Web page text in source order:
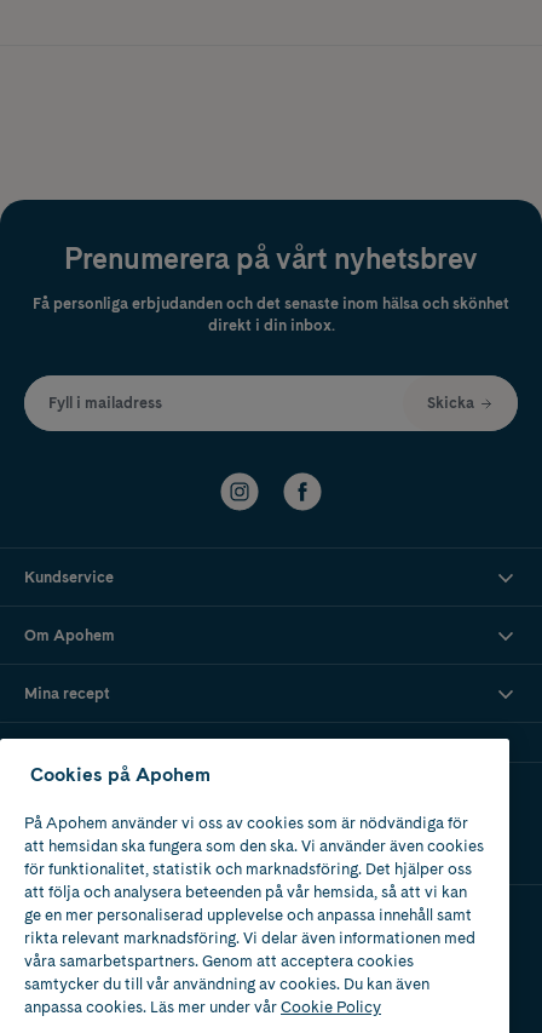
Prenumerera på vårt nyhetsbrev
Få personliga erbjudanden och det senaste inom hälsa och skönhet
direkt i din inbox.
Fyll i mailadress Skicka
Kundservice
Om Apohem
Mina recept
Apotek med tillstånd
av Läkemedelsverket
Cookies på Apohem
På Apohem använder vi oss av cookies som är nödvändiga för
att hemsidan ska fungera som den ska. Vi använder även cookies
för funktionalitet, statistik och marknadsföring. Det hjälper oss
att följa och analysera beteenden på vår hemsida, så att vi kan
ge en mer personaliserad upplevelse och anpassa innehåll samt
rikta relevant marknadsföring. Vi delar även informationen med
våra samarbetspartners. Genom att acceptera cookies
samtycker du till vår användning av cookies. Du kan även
anpassa cookies. Läs mer under vårCookie Policy